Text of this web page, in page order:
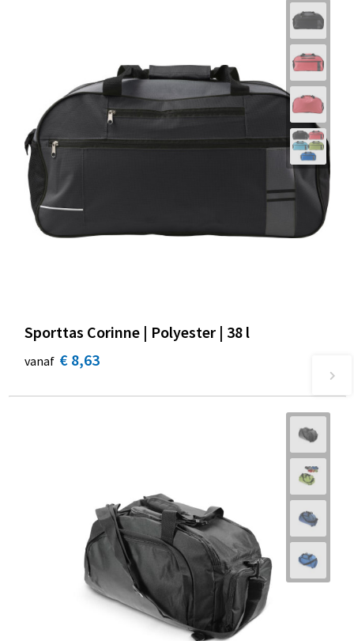
Sporttas Corinne | Polyester | 38 l
vanaf € 8,63